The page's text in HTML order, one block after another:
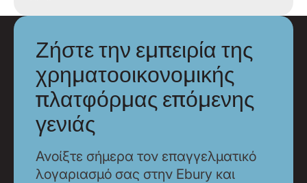
Ζήστε την εμπειρία της
χρηματοοικονομικής
πλατφόρμας επόμενης
γενιάς
Ανοίξτε σήμερα τον επαγγελματικό
λογαριασμό σας στην Ebury και